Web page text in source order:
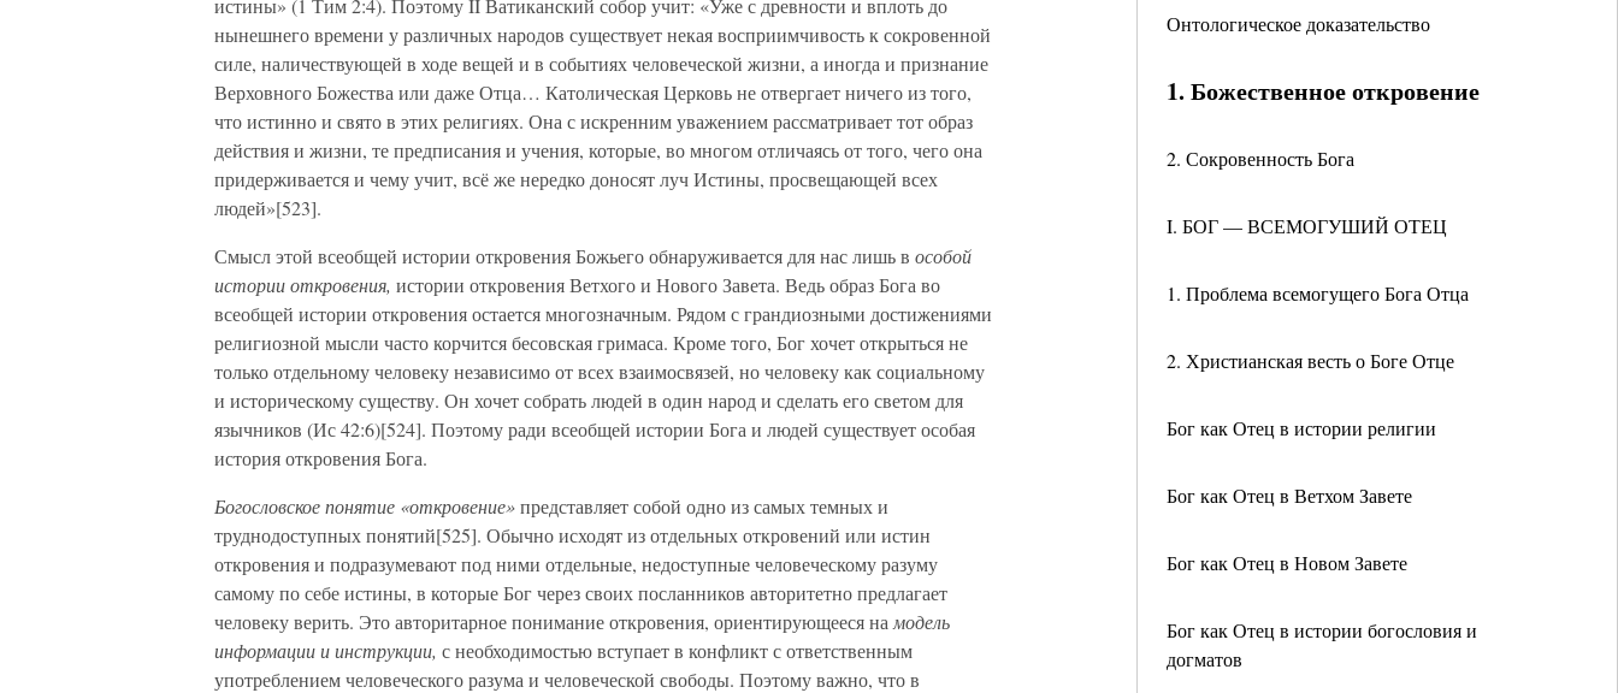
Онтологическое доказательство
1. Божественное откровение
2. Сокровенность Бога
I. БОГ — ВСЕМОГУШИЙ ОТЕЦ
1. Проблема всемогущего Бога Отца
2. Христианская весть о Боге Отце
Бог как Отец в истории религии
Бог как Отец в Ветхом Завете
Бог как Отец в Новом Завете
Бог как Отец в истории богословия и
догматов
истины» (1 Тим 2:4). Поэтому II Ватиканский собор учит: «Уже с древности и вплоть до
нынешнего времени у различных народов существует некая восприимчивость к сокровенной
силе, наличествующей в ходе вещей и в событиях человеческой жизни, а иногда и признание
Верховного Божества или даже Отца… Католическая Церковь не отвергает ничего из того,
что истинно и свято в этих религиях. Она с искренним уважением рассматривает тот образ
действия и жизни, те предписания и учения, которые, во многом отличаясь от того, чего она
придерживается и чему учит, всё же нередко доносят луч Истины, просвещающей всех
людей»[523].
Смысл этой всеобщей истории откровения Божьего обнаруживается для нас лишь в особой
истории откровения, истории откровения Ветхого и Нового Завета. Ведь образ Бога во
всеобщей истории откровения остается многозначным. Рядом с грандиозными достижениями
религиозной мысли часто корчится бесовская гримаса. Кроме того, Бог хочет открыться не
только отдельному человеку независимо от всех взаимосвязей, но человеку как социальному
и историческому существу. Он хочет собрать людей в один народ и сделать его светом для
язычников (Ис 42:6)[524]. Поэтому ради всеобщей истории Бога и людей существует особая
история откровения Бога.
Богословское понятие «откровение»представляет собой одно из самых темных и
труднодоступных понятий[525]. Обычно исходят из отдельных откровений или истин
откровения и подразумевают под ними отдельные, недоступные человеческому разуму
самому по себе истины, в которые Бог через своих посланников авторитетно предлагает
человеку верить. Это авторитарное понимание откровения, ориентирующееся на модель
информации и инструкции, с необходимостью вступает в конфликт с ответственным
употреблением человеческого разума и человеческой свободы. Поэтому важно, что в